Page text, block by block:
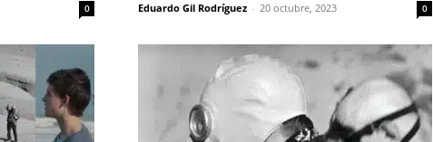
0 Eduardo Gil Rodríguez - 20 octubre, 2023 0